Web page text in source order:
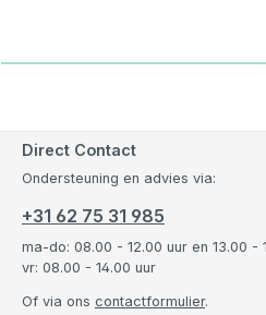
Direct Contact
Ondersteuning en advies via:
+31 62 75 31 985
ma-do: 08.00 - 12.00 uur en 13.00 -
vr: 08.00 - 14.00 uur
Of via ons contactformulier.